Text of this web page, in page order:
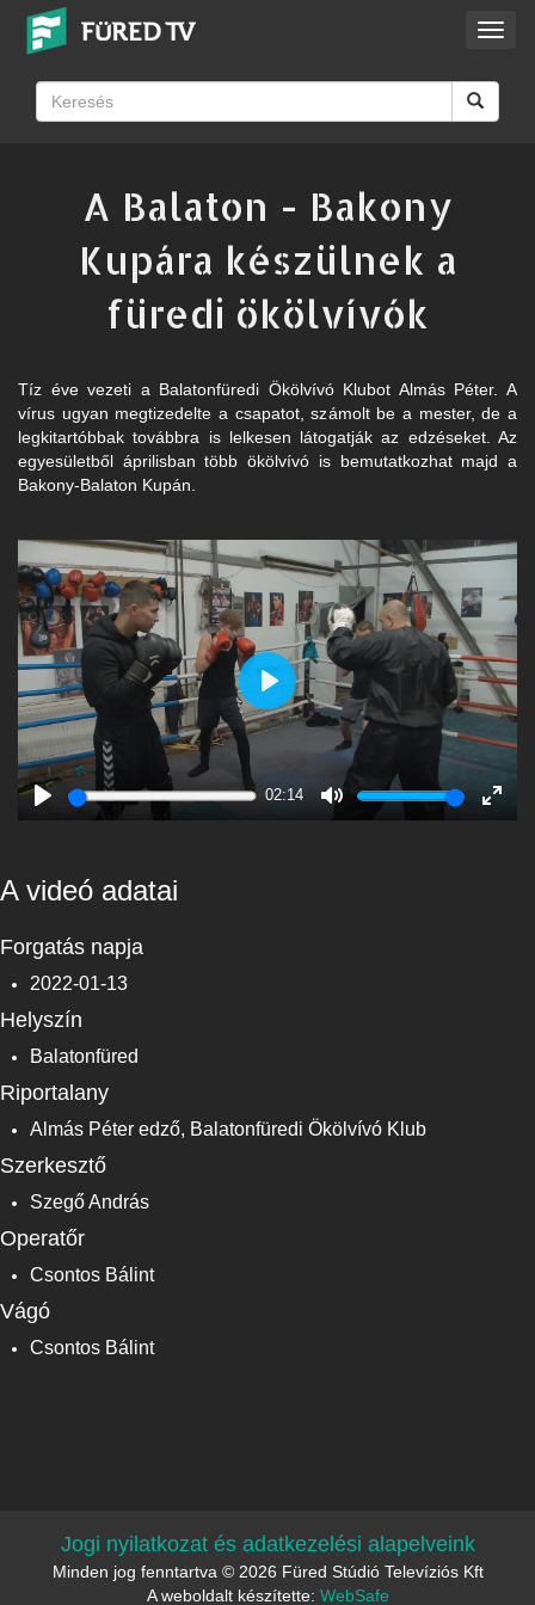
A Balaton - Bakony
Kupára készülnek a
füredi ökölvívók
Tíz éve vezeti a Balatonfüredi Ökölvívó Klubot Almás Péter. A
vírus ugyan megtizedelte a csapatot, számolt be a mester, de a
legkitartóbbak továbbra is lelkesen látogatják az edzéseket. Az
egyesületből áprilisban több ökölvívó is bemutatkozhat majd a
Bakony-Balaton Kupán.
02:14
Mute
Enter
Play
A videó adatai
Forgatás napja
2022-01-13
Helyszín
Balatonfüred
Riportalany
Almás Péter edző, Balatonfüredi Ökölvívó Klub
Szerkesztő
Szegő András
Operatőr
Csontos Bálint
Vágó
Csontos Bálint
Jogi nyilatkozat és adatkezelési alapelveink
Minden jog fenntartva © 2026 Füred Stúdió Televíziós Kft
A weboldalt készítette: WebSafe